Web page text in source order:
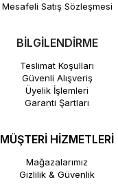
Mesafeli Satış Sözleşmesi
BİLGİLENDİRME
Teslimat Koşulları
Güvenli Alışveriş
Üyelik İşlemleri
Garanti Şartları
MÜŞTERİ HİZMETLERİ
Mağazalarımız
Gizlilik & Güvenlik